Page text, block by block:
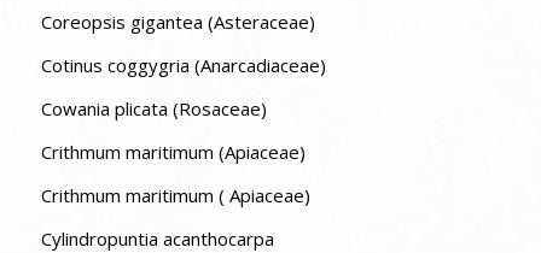
Coreopsis gigantea (Asteraceae)
Cotinus coggygria (Anarcadiaceae)
Cowania plicata (Rosaceae)
Crithmum maritimum (Apiaceae)
Crithmum maritimum ( Apiaceae)
Cylindropuntia acanthocarpa